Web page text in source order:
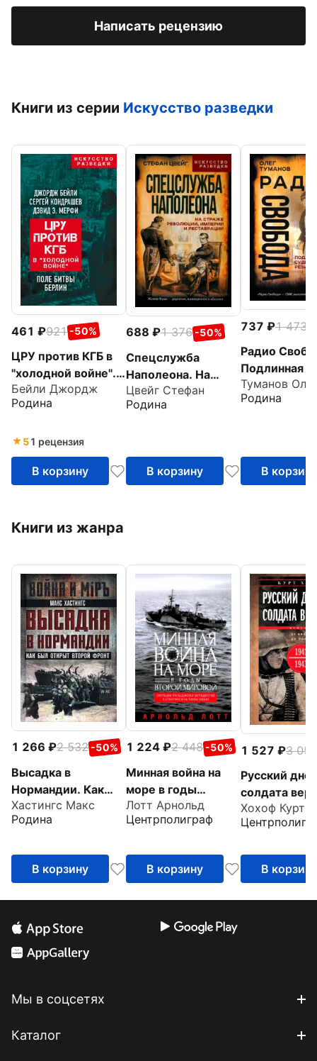
Написать рецензию
Книги из серии Искусство разведки
461 921 -50%
ЦРУ против КГБ в
"холодной войне".
Поле битвы Берлин
Бейли Джордж
Родина
51 рецензия
В корзину
688 1 376 -50%
Спецслужба
Наполеона. На
страже
Революции,
Цвейг Стефан
Родина
В корзину
737 1 473
Радио
Подлинная
резидента
Туманов Олег
Родина
В корзину
Книги из жанра
1 266 2 532 -50%
Высадка в
Нормандии. Как
был открыт Второй
фронт
Хастингс Макс
Родина
В корзину
1 224 2 448 -50%
Минная война на
море в годы
Второй мировой.
Операции
заградителей
Лотт Арнольд
Центрполиграф
В корзину
1 527
3 054
Русский
солдата
От Вислы до
1941-1943
Хохоф Курт
В корзину
Мы в соцсетях
Каталог